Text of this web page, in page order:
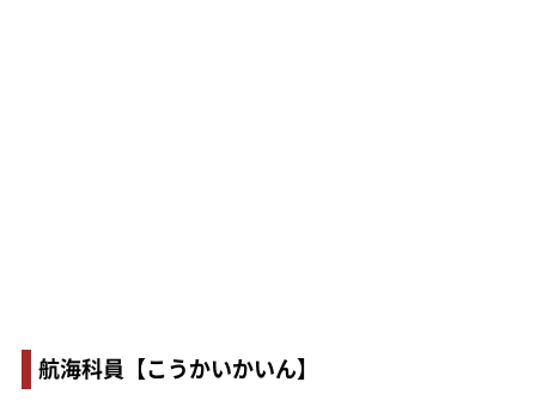
航海科員【こうかいかいん】